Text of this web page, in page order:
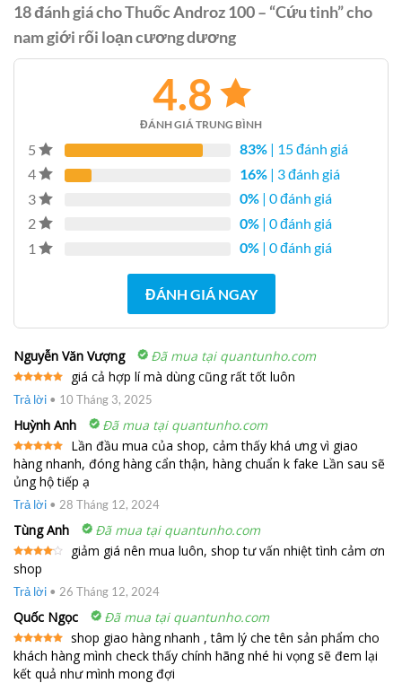
18 đánh giá choThuốc Androz 100 – “Cứu tinh” cho
nam giới rối loạn cương dương
4.8
ĐÁNH GIÁ TRUNG BÌNH
5 83% | 15 đánh giá
4
16% | 3 đánh giá
3
0% | 0 đánh giá
2
0% | 0 đánh giá
1
0% | 0 đánh giá
ĐÁNH GIÁ NGAY
Nguyễn Văn Vượng Đã mua tại quantunho.com
hạng5 5
giá cả hợp lí mà dùng cũng rất tốt luôn
Trả lời • 10 Tháng 3, 2025
Huỳnh Anh Đã mua tại quantunho.com
Được xếp
hạng5 5
sao
Lần đầu mua của shop, cảm thấy khá ưng vì giao
hàng nhanh, đóng hàng cẩn thận, hàng chuẩn k fake Lần sau sẽ
ủng hộ tiếp ạ
Trả lời • 28 Tháng 12, 2024
Tùng Anh Đã mua tại quantunho.com
Được
xếp
hạng
5 sao
giảm giá nên mua luôn, shop tư vấn nhiệt tình cảm ơn
shop
Trả lời • 26 Tháng 12, 2024
Quốc Ngọc Đã mua tại quantunho.com
Được xếp
hạng5 5
sao
shop giao hàng nhanh , tâm lý che tên sản phẩm cho
khách hàng mình check thấy chính hãng nhé hi vọng sẽ đem lại
kết quả như mình mong đợi